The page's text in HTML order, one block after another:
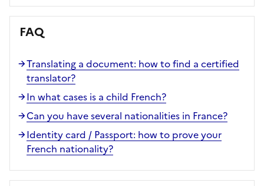
FAQ
Translating a document: how to find a certified
translator?
In what cases is a child French?
Can you have several nationalities in France?
Identity card / Passport: how to prove your
French nationality?